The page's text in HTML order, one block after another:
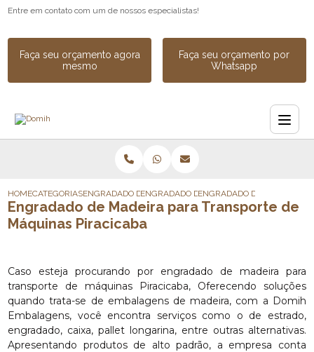
Entre em contato com um de nossos especialistas!
Faça seu orçamento agora
mesmo
Faça seu orçamento por
Whatsapp
HOMECATEGORIASENGRADADO DE MADEIRAENGRADADO DE MADEIRA PARA CARGA
ENGRADADO DE MADEIRA
Engradado de Madeira para Transporte de
Máquinas Piracicaba
Caso esteja procurando por engradado de madeira para
transporte de máquinas Piracicaba, Oferecendo soluções
quando trata-se de embalagens de madeira, com a Domih
Embalagens, você encontra serviços como o de estrado,
engradado, caixa, pallet longarina, entre outras alternativas.
Apresentando produtos de alto padrão, a empresa conta